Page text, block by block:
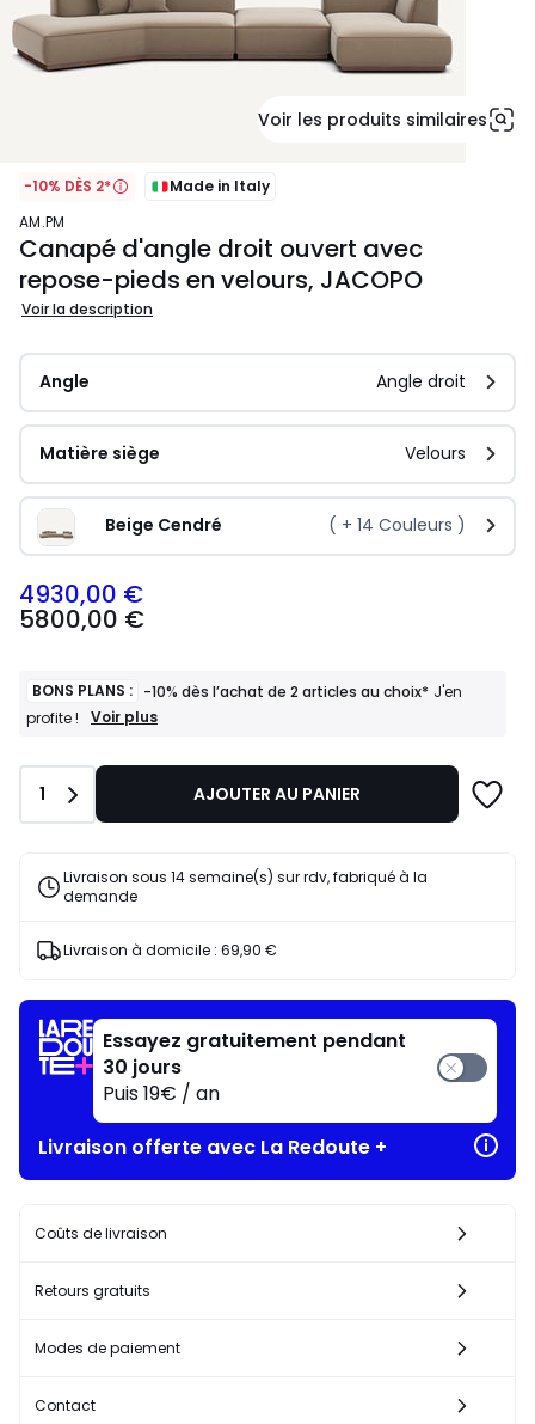
Voir les produits similaires
-10% DÈS 2*
Made in Italy
AM.PM
Canapé d'angle droit ouvert avec
repose-pieds en velours, JACOPO
Voir la description
Angle Angle droit
Matière siège Velours
Beige Cendré ( + 14 Couleurs )
5800,00
€
notre
programme
payer
4930,00 €
5800,00 €
BONS PLANS : -10% dès l’achat de 2 articles au choix* J'en
profite !
BONS
-10%
l’achat
articles
au
profite
Voir plus
Quantité
1 AJOUTER AU PANIER
Livraison sous 14 semaine(s) sur rdv, fabriqué à la
demande
Livraison à domicile : 69,90 €
Essayez gratuitement pendant
30 jours
Puis 19€ / an
Livraison offerte avec La Redoute +
Coûts de livraison
Retours gratuits
Modes de paiement
Contact